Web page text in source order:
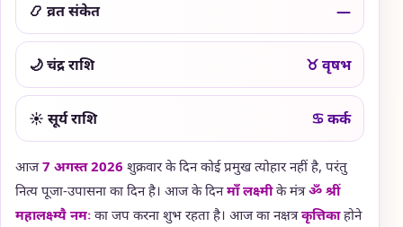
📿 व्रत संकेत —
🌙 चंद्र राशि ♉ वृषभ
☀ सूर्य राशि ♋ कर्क
आज7 अगस्त 2026 शुक्रवार के दिन कोई प्रमुख त्योहार नहीं है, परंतु
नित्य पूजा-उपासना का दिन है। आज के दिनमाँ लक्ष्मीके मंत्रॐ श्रीं
महालक्ष्म्यै नमः का जप करना शुभ रहता है। आज का नक्षत्रकृत्तिकाहोने